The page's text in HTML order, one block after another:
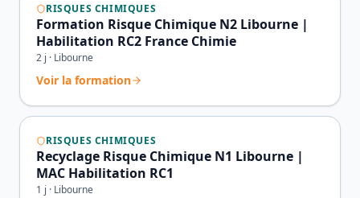
RISQUES CHIMIQUES
Formation Risque Chimique N2 Libourne |
Habilitation RC2 France Chimie
2 j · Libourne
Voir la formation
RISQUES CHIMIQUES
Recyclage Risque Chimique N1 Libourne |
MAC Habilitation RC1
1 j · Libourne